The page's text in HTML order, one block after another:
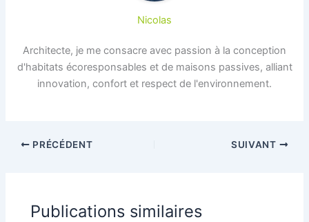
Nicolas
Architecte, je me consacre avec passion à la conception
d'habitats écoresponsables et de maisons passives, alliant
innovation, confort et respect de l'environnement.
PRÉCÉDENT SUIVANT
Publications similaires